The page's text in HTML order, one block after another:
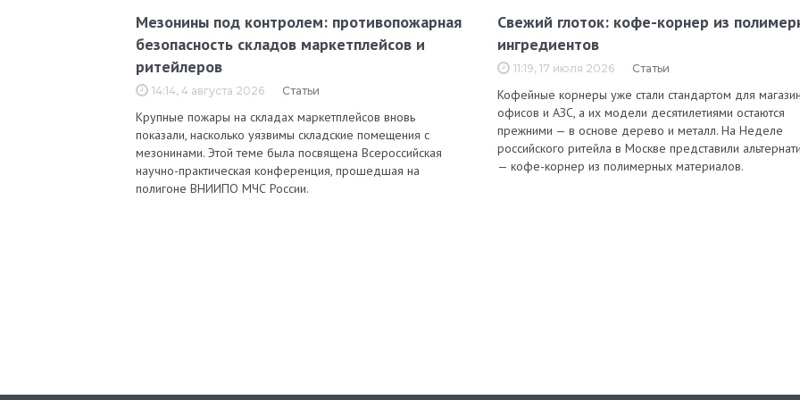
Мезонины под контролем: противопожарная
безопасность складов маркетплейсов и
ритейлеров
14:14, 4 августа 2026 Статьи
Крупные пожары на складах маркетплейсов вновь
показали, насколько уязвимы складские помещения с
мезонинами. Этой теме была посвящена Всероссийская
научно-практическая конференция, прошедшая на
полигоне ВНИИПО МЧС России.
Свежий глоток: кофе-корнер из
ингредиентов
11:19, 17 июля 2026 Статьи
Кофейные корнеры уже стали стандартом для
офисов и АЗС, а их модели десятилетиями остаются
прежними — в основе дерево и металл. На Неделе
российского ритейла в Москве представили
— кофе-корнер из полимерных материалов.